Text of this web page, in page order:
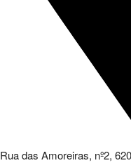
Rua das Amoreiras, nº2,